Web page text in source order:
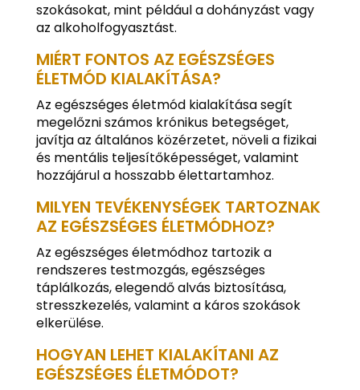
szokásokat, mint például a dohányzást vagy
az alkoholfogyasztást.
MIÉRT FONTOS AZ EGÉSZSÉGES
ÉLETMÓD KIALAKÍTÁSA?
Az egészséges életmód kialakítása segít
megelőzni számos krónikus betegséget,
javítja az általános közérzetet, növeli a fizikai
és mentális teljesítőképességet, valamint
hozzájárul a hosszabb élettartamhoz.
MILYEN TEVÉKENYSÉGEK TARTOZNAK
AZ EGÉSZSÉGES ÉLETMÓDHOZ?
Az egészséges életmódhoz tartozik a
rendszeres testmozgás, egészséges
táplálkozás, elegendő alvás biztosítása,
stresszkezelés, valamint a káros szokások
elkerülése.
HOGYAN LEHET KIALAKÍTANI AZ
EGÉSZSÉGES ÉLETMÓDOT?